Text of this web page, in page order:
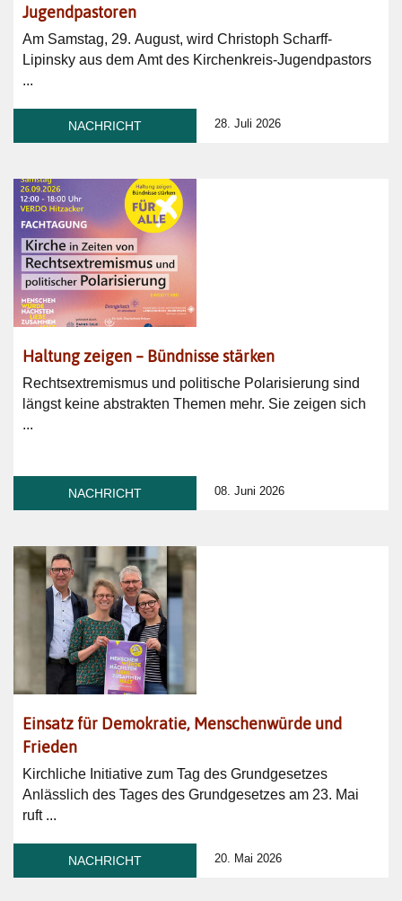
Jugendpastoren
Am Samstag, 29. August, wird Christoph Scharff-
Lipinsky aus dem Amt des Kirchenkreis-Jugendpastors
...
NACHRICHT 28. Juli 2026
Haltung zeigen – Bündnisse stärken
Rechtsextremismus und politische Polarisierung sind
längst keine abstrakten Themen mehr. Sie zeigen sich
...
NACHRICHT 08. Juni 2026
Einsatz für Demokratie, Menschenwürde und
Frieden
Kirchliche Initiative zum Tag des Grundgesetzes
Anlässlich des Tages des Grundgesetzes am 23. Mai
ruft ...
NACHRICHT 20. Mai 2026